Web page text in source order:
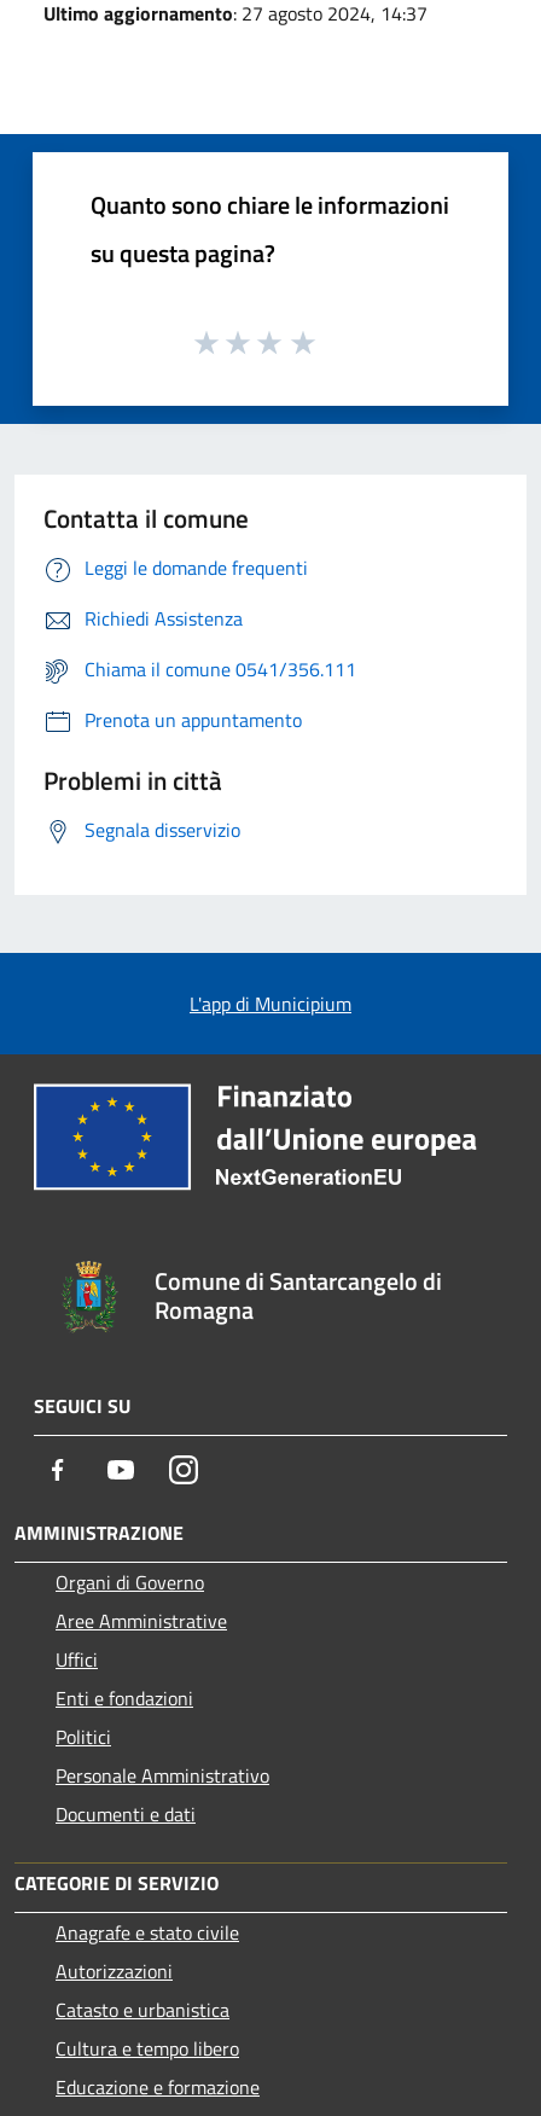
Ultimo aggiornamento: 27 agosto 2024, 14:37
Quanto sono chiare le informazioni
su questa pagina?
Contatta il comune
Leggi le domande frequenti
Richiedi Assistenza
Chiama il comune 0541/356.111
Prenota un appuntamento
Problemi in città
Segnala disservizio
L'app di Municipium
Comune di Santarcangelo di
Romagna
SEGUICI SU
Facebook YoutubeInstagram
AMMINISTRAZIONE
Organi di Governo
Aree Amministrative
Uffici
Enti e fondazioni
Politici
Personale Amministrativo
Documenti e dati
CATEGORIE DI SERVIZIO
Anagrafe e stato civile
Autorizzazioni
Catasto e urbanistica
Cultura e tempo libero
Educazione e formazione